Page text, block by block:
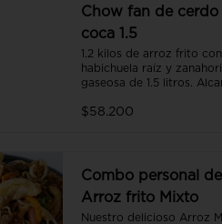
Chow fan de cerdo
coca 1.5
1.2 kilos de arroz frito
habichuela raíz y
gaseosa de 1.5 litros.
$58.200
Combo personal de
Arroz frito Mixto
Nuestro delicioso Arroz